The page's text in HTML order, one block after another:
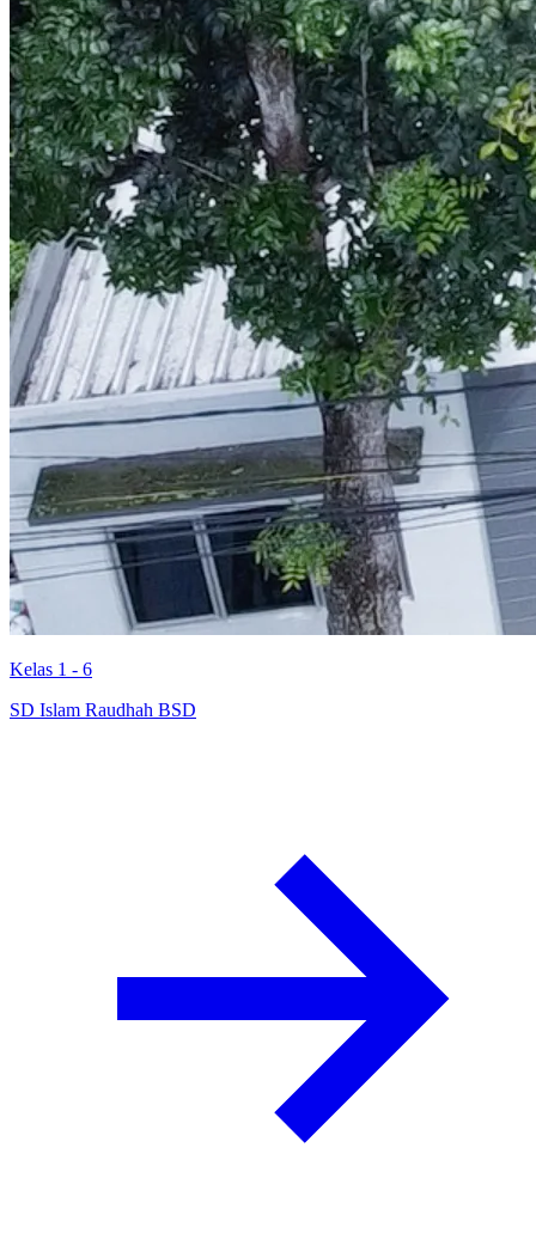
Kelas 1 - 6
SD Islam Raudhah BSD